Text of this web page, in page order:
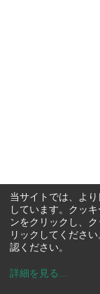
当サイトでは、よ
しています。クッ
ンをクリックし、
リックしてくださ
認ください。
詳細を見る ...